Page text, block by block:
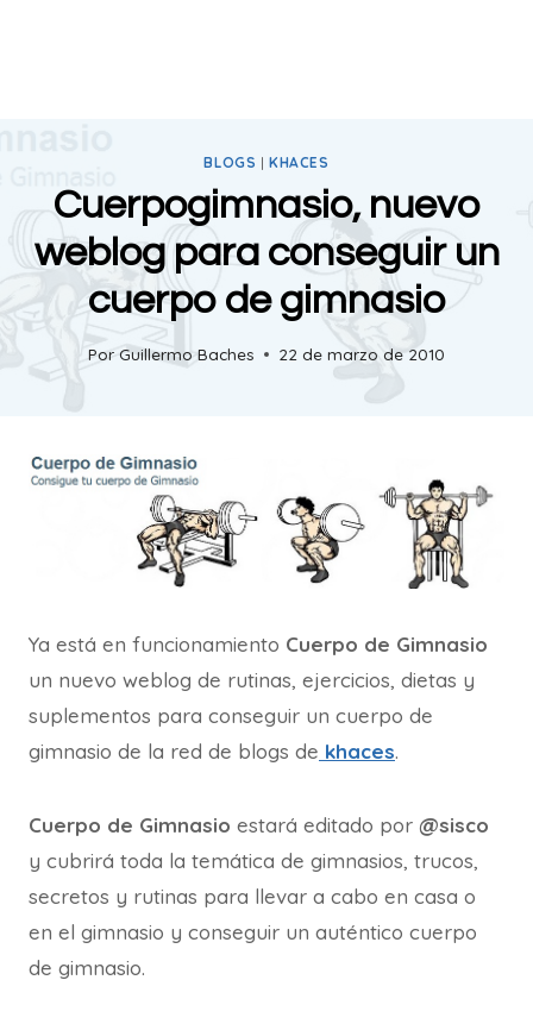
BLOGS |KHACES
Cuerpogimnasio, nuevo
weblog para conseguir un
cuerpo de gimnasio
Por Guillermo Baches 22 de marzo de 2010
Ya está en funcionamiento Cuerpo de Gimnasio
un nuevo weblog de rutinas, ejercicios, dietas y
suplementos para conseguir un cuerpo de
gimnasio de la red de blogs de khaces.
Cuerpo de Gimnasio estará editado por @sisco
y cubrirá toda la temática de gimnasios, trucos,
secretos y rutinas para llevar a cabo en casa o
en el gimnasio y conseguir un auténtico cuerpo
de gimnasio.